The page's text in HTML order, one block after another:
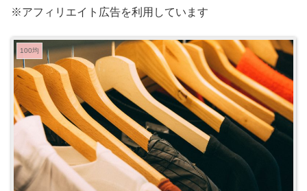
※アフィリエイト広告を利用しています
100均